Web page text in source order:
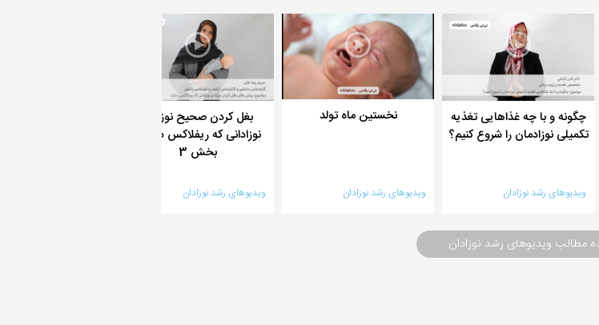
چگونه و با چه غذاهایی تغذیه
تکمیلی نوزادمان را شروع کنیم؟
ویدیوهای رشد نوزادان
نخستین ماه تولد
ویدیوهای رشد نوزادان
بغل کردن صحیح نوزاد و
نوزادانی که ریفلاکس دارند -
بخش 3
ویدیوهای رشد نوزادان
مطالب ویدیوهای رشد نوزادان